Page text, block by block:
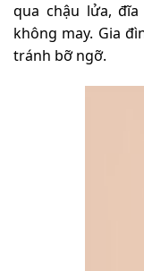
qua chậu lửa,
không may. Gia
tránh bỡ ngỡ.